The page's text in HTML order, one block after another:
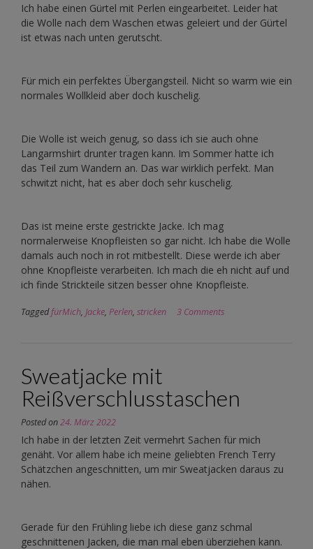
Ich habe einen Gürtel mit Perlen eingearbeitet. Leider hat
die Wolle nach dem Waschen etwas geleiert und der Gürtel
ist etwas nach unten gerutscht.
Für mich ein perfektes Übergangsteil. Nicht so warm wie ein
normales Wollkleid aber doch kuschelig.
Die Wolle ist weich genug, so dass ich sie auch ohne
Langarmshirt drunter tragen kann. Im Sommer hatte ich
das Teil zum Wandern an. Das war wirklich perfekt. Man
schwitzt nicht, hat es aber doch sehr kuschelig.
Das ist meine erste gestrickte Jacke. Ich mag
normalerweise Knopfleisten so gar nicht. Ich habe die Wolle
damals auch noch in rot mitbestellt. Diese werde ich aber
ohne Knopfleiste verarbeiten. Ich mach die eh nicht auf und
ich finde Strickteile sitzen besser ohne Knopfleiste.
TaggedfürMich, Jacke, Perlen, stricken 3 Comments
Sweatjacke mit
Reißverschlusstaschen
Posted on24. März 2022
Ich habe in der letzten Zeit vermehrt Sachen für mich
genäht. Vor allem habe ich meine geliebten French Terry
Schätzchen angeschnitten, um mir Sweatjacken daraus zu
nähen.
Gerade für den Frühling liebe ich diese ganz schmal
geschnittenen Jacken, die man mal eben überziehen kann.